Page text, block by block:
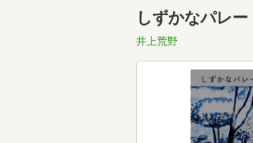
しずかなパレ
井上荒野